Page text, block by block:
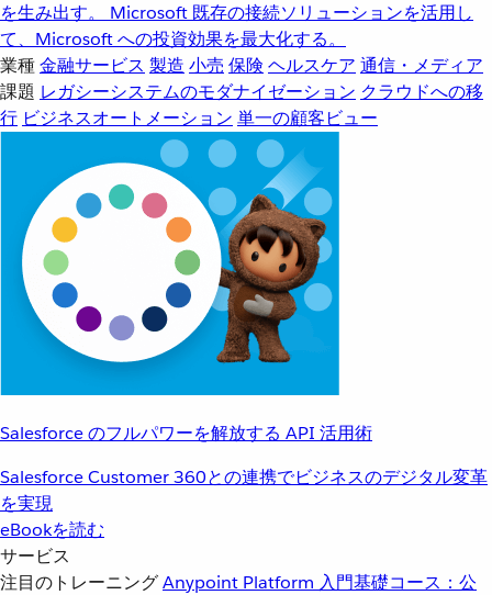
を生み出す。
Microsoft 既存の接続ソリューションを活用し
て、Microsoft への投資効果を最大化する。
業種金融サービス 製造 小売 保険 ヘルスケア 通信・メディア
課題 レガシーシステムのモダナイゼーション クラウドへの移
行 ビジネスオートメーション 単一の顧客ビュー
Salesforce のフルパワーを解放する API 活用術
Salesforce Customer 360との連携でビジネスのデジタル変革
を実現
eBookを読む
サービス
注目のトレーニングAnypoint Platform 入門基礎コース：公